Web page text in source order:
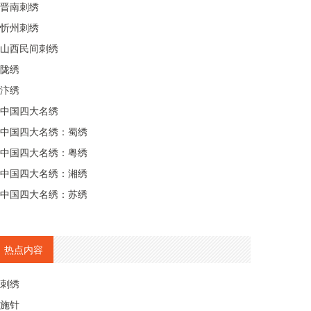
晋南刺绣
忻州刺绣
山西民间刺绣
陇绣
汴绣
中国四大名绣
中国四大名绣：蜀绣
中国四大名绣：粤绣
中国四大名绣：湘绣
中国四大名绣：苏绣
热点内容
刺绣
施针